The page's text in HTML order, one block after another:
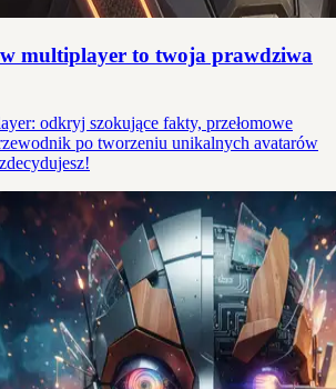
multiplayer to twoja prawdziwa
odkryj szokujące fakty, przełomowe
po tworzeniu unikalnych avatarów